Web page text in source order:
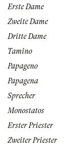
Erste Dame
Zweite Dame
Dritte Dame
Tamino
Papageno
Papagena
Sprecher
Monostatos
Erster Priester
Zweiter Priester